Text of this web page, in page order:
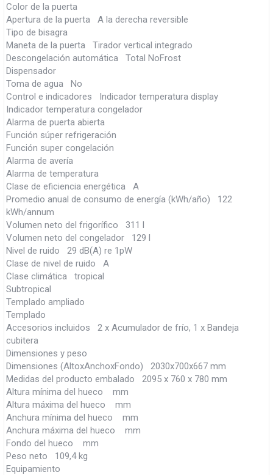
Color de la puerta
Apertura de la puerta A la derecha reversible
Tipo de bisagra
Maneta de la puerta Tirador vertical integrado
Descongelación automática Total NoFrost
Dispensador
Toma de agua No
Control e indicadores Indicador temperatura display
Indicador temperatura congelador
Alarma de puerta abierta
Función súper refrigeración
Función super congelación
Alarma de avería
Alarma de temperatura
Clase de eficiencia energética A
Promedio anual de consumo de energía (kWh/año) 122
kWh/annum
Volumen neto del frigorífico 311 l
Volumen neto del congelador 129 l
Nivel de ruido 29 dB(A) re 1pW
Clase de nivel de ruido A
Clase climática tropical
Subtropical
Templado ampliado
Templado
Accesorios incluidos 2 x Acumulador de frío, 1 x Bandeja
cubitera
Dimensiones y peso
Dimensiones (AltoxAnchoxFondo) 2030x700x667 mm
Medidas del producto embalado 2095 x 760 x 780 mm
Altura mínima del hueco mm
Altura máxima del hueco mm
Anchura mínima del hueco mm
Anchura máxima del hueco mm
Fondo del hueco mm
Peso neto 109,4 kg
Equipamiento